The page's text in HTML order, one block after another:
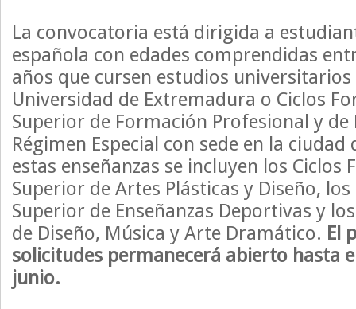
La convocatoria está dirigida a
española con edades comprendidas
años que cursen estudios
Universidad de Extremadura o Ciclos
Superior de Formación Profesional y de
Régimen Especial con sede en la ciudad
estas enseñanzas se incluyen los Ciclos
Superior de Artes Plásticas y Diseño,
Superior de Enseñanzas Deportivas y
de Diseño, Música y Arte Dramático. El
solicitudes permanecerá abierto hasta
junio.